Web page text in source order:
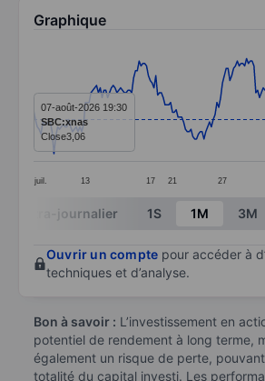
Graphique
Line chart with 173 data points.
The chart has 1 X axis
The chart has 1 Y axis
juil. 13 17 21 27
07-août-2026 19:30
SBC:xnas
Close3,06
End of interactive chart.
Intra-journalier 1S 1M 3M
Ouvrir un compte pour accéder à
techniques et d’analyse.
Bon à savoir : L’investissement en
potentiel de rendement à long terme,
également un risque de perte, pouvant
totalité du capital investi. Les